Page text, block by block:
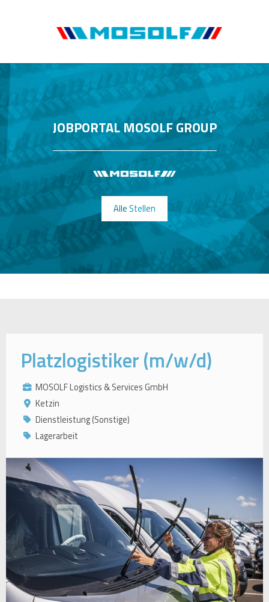
JOBPORTAL MOSOLF GROUP
Alle Stellen
Platzlogistiker (m/w/d)
MOSOLF Logistics & Services GmbH
Ketzin
Dienstleistung (Sonstige)
Lagerarbeit